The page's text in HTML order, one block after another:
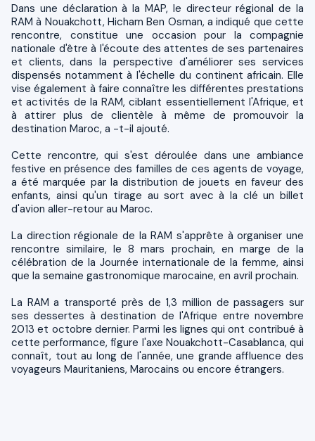
Dans une déclaration à la MAP, le directeur régional de la
RAM à Nouakchott, Hicham Ben Osman, a indiqué que cette
rencontre, constitue une occasion pour la compagnie
nationale d'être à l'écoute des attentes de ses partenaires
et clients, dans la perspective d'améliorer ses services
dispensés notamment à l'échelle du continent africain. Elle
vise également à faire connaître les différentes prestations
et activités de la RAM, ciblant essentiellement l'Afrique, et
à attirer plus de clientèle à même de promouvoir la
destination Maroc, a -t-il ajouté.
Cette rencontre, qui s'est déroulée dans une ambiance
festive en présence des familles de ces agents de voyage,
a été marquée par la distribution de jouets en faveur des
enfants, ainsi qu'un tirage au sort avec à la clé un billet
d'avion aller-retour au Maroc.
La direction régionale de la RAM s'apprête à organiser une
rencontre similaire, le 8 mars prochain, en marge de la
célébration de la Journée internationale de la femme, ainsi
que la semaine gastronomique marocaine, en avril prochain.
La RAM a transporté près de 1,3 million de passagers sur
ses dessertes à destination de l'Afrique entre novembre
2013 et octobre dernier. Parmi les lignes qui ont contribué à
cette performance, figure l'axe Nouakchott-Casablanca, qui
connaît, tout au long de l'année, une grande affluence des
voyageurs Mauritaniens, Marocains ou encore étrangers.